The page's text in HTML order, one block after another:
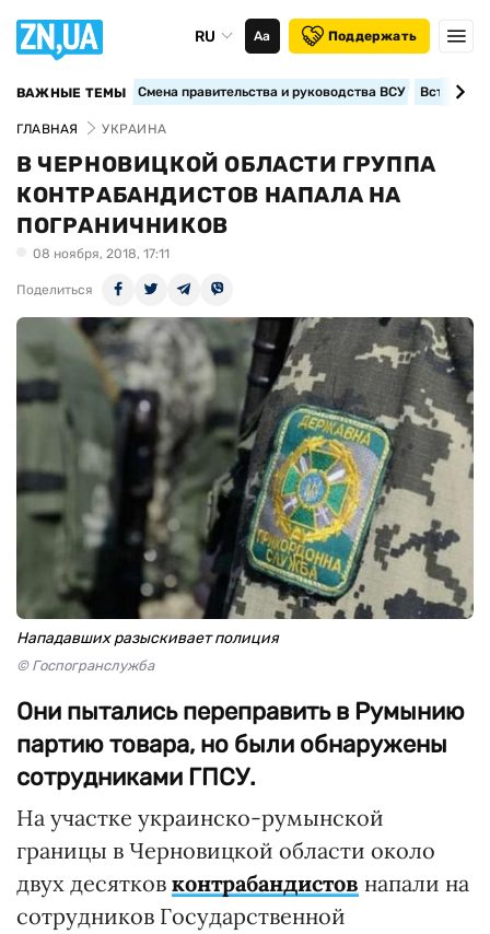
RU Аа Поддержать
ВАЖНЫЕ ТЕМЫ Смена правительства и руководства ВСУ
ГЛАВНАЯ УКРАИНА
В ЧЕРНОВИЦКОЙ ОБЛАСТИ ГРУППА
КОНТРАБАНДИСТОВ НАПАЛА НА
ПОГРАНИЧНИКОВ
08 ноября, 2018, 17:11
Поделиться
Нападавших разыскивает полиция
© Госпогранслужба
Они пытались переправить в Румынию
партию товара, но были обнаружены
сотрудниками ГПСУ.
На участке украинско-румынской
границы в Черновицкой области около
двух десятков контрабандистов напали на
сотрудников Государственной